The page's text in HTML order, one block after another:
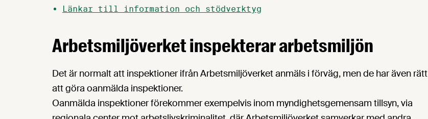
Länkar till information och stödverktyg
Arbetsmiljöverket inspekterar arbetsmiljön
Det är normalt att inspektioner ifrån Arbetsmiljöverket anmäls i förväg, men de har även rätt
att göra oanmälda inspektioner.
Oanmälda inspektioner förekommer exempelvis inom myndighetsgemensam tillsyn, via